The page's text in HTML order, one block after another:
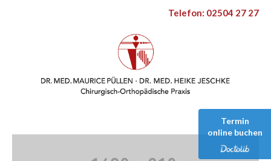
Telefon: 02504 27 27
Termin
online buchen